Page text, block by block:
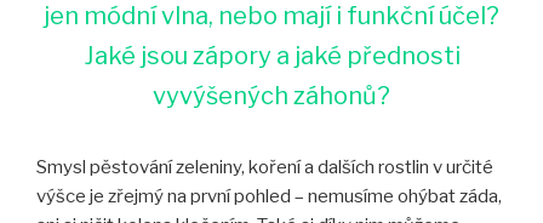
jen módní vlna, nebo mají i funkční účel?
Jaké jsou zápory a jaké přednosti
vyvýšených záhonů?
Smysl pěstování zeleniny, koření a dalších rostlin v určité
výšce je zřejmý na první pohled – nemusíme ohýbat záda,